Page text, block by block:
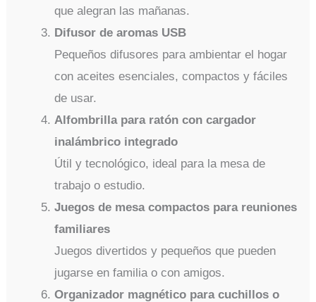
que alegran las mañanas.
Difusor de aromas USB
Pequeños difusores para ambientar el hogar
con aceites esenciales, compactos y fáciles
de usar.
Alfombrilla para ratón con cargador
inalámbrico integrado
Útil y tecnológico, ideal para la mesa de
trabajo o estudio.
Juegos de mesa compactos para reuniones
familiares
Juegos divertidos y pequeños que pueden
jugarse en familia o con amigos.
Organizador magnético para cuchillos o